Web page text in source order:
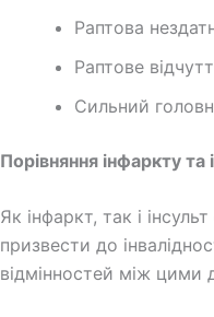
Раптова
Раптове
Сильний
Порівняння інфаркту та
Як інфаркт, так і
призвести до
відмінностей між цими